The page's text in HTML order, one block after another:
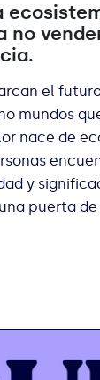
no
el
mundos
nace de
y
puerta